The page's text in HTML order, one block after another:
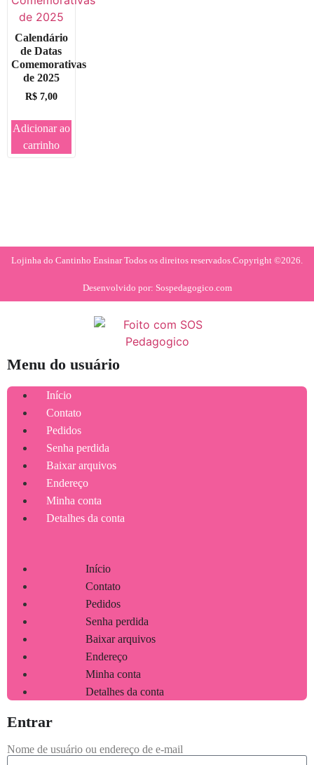
Calendário
de Datas
Comemorativas
de 2025
R$7,00
Adicionar ao
carrinho
Lojinha do Cantinho Ensinar Todos os direitos reservados.Copyright ©2026.
Desenvolvido por: Sospedagogico.com
Menu do usuário
Início
Contato
Pedidos
Senha perdida
Baixar arquivos
Endereço
Minha conta
Detalhes da conta
Início
Contato
Pedidos
Senha perdida
Baixar arquivos
Endereço
Minha conta
Detalhes da conta
Entrar
Nome de usuário ou endereço de e-mail